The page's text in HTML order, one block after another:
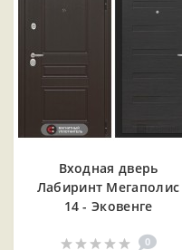
Входная дверь
Лабиринт Мегаполис
14 - Эковенге
0